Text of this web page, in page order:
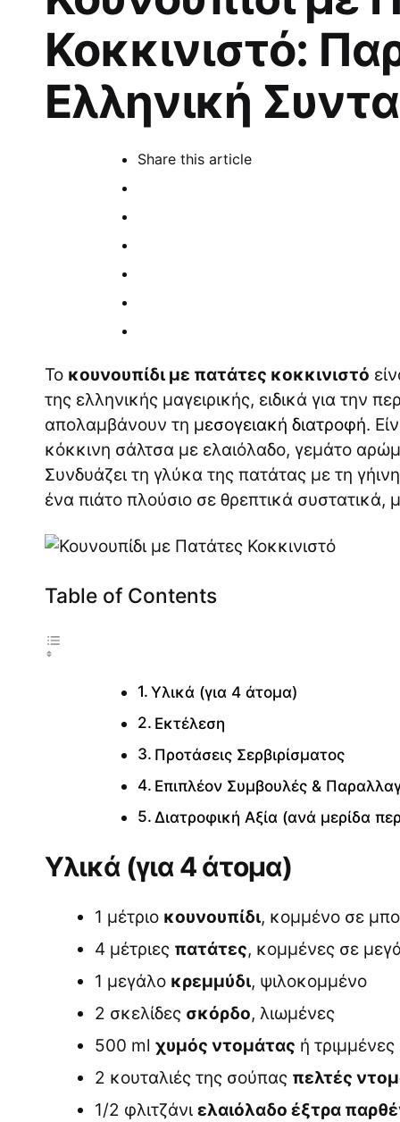
Κοκκινιστό:
Ελληνική
Share this article
Το κουνουπίδι με πατάτες κοκκινιστό
της ελληνικής μαγειρικής, ειδικά για την
απολαμβάνουν τη μεσογειακή διατροφή.
κόκκινη σάλτσα με ελαιόλαδο, γεμάτο
Συνδυάζει τη γλύκα της πατάτας με τη
ένα πιάτο πλούσιο σε θρεπτικά συστατικά,
Table of Contents
Υλικά (για 4 άτομα)
Εκτέλεση
Προτάσεις Σερβιρίσματος
Επιπλέον Συμβουλές &
Διατροφική Αξία (ανά μερίδα
Υλικά (για 4 άτομα)
1 μέτριο κουνουπίδι, κομμένο σε
4 μέτριες πατάτες, κομμένες σε
1 μεγάλο κρεμμύδι, ψιλοκομμένο
2 σκελίδες σκόρδο, λιωμένες
500 ml χυμός ντομάτας ή
2 κουταλιές της σούπας πελτές
1/2 φλιτζάνι ελαιόλαδο έξτρα